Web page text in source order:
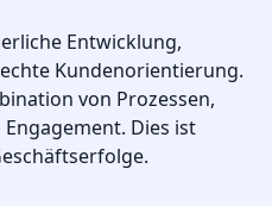
Entwicklung,
Kundenorientierung.
von Prozessen,
Dies ist